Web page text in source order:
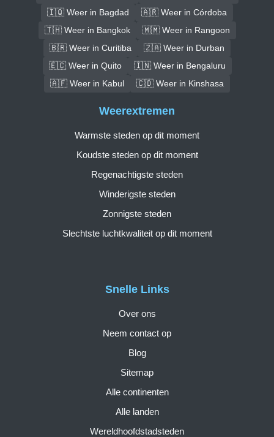
🇮🇶 Weer in Bagdad
🇦🇷 Weer in Córdoba
🇹🇭 Weer in Bangkok
🇲🇲 Weer in Rangoon
🇧🇷 Weer in Curitiba
🇿🇦 Weer in Durban
🇪🇨 Weer in Quito
🇮🇳 Weer in Bengaluru
🇦🇫 Weer in Kabul
🇨🇩 Weer in Kinshasa
Snelle Links
Over ons
Neem contact op
Blog
Sitemap
Alle continenten
Alle landen
Wereldhoofdstadsteden
Weerextremen
Warmste steden op dit moment
Koudste steden op dit moment
Regenachtigste steden
Winderigste steden
Zonnigste steden
Slechtste luchtkwaliteit op dit moment